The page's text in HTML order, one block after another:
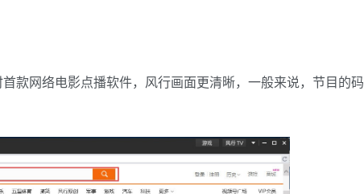
款网络电影点播软件，风行画面更清晰，一般来说，节目的码